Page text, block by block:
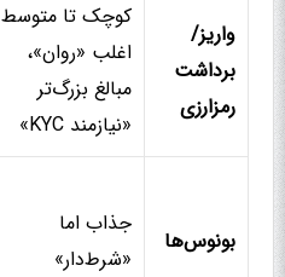
واریز/
برداشت
رمزارزی
کوچک تا متوسط
اغلب «روان»،
مبالغ بزرگ‌تر
«نیازمند KYC»
بونوس‌ها
جذاب اما
«شرط‌دار»